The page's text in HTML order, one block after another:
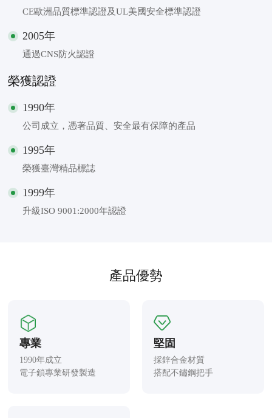
CE歐洲品質標準認證及UL美國安全標準認證
2005年
通過CNS防火認證
榮獲認證
1990年
公司成立，憑著品質、安全最有保障的產品
1995年
榮獲臺灣精品標誌
1999年
升級ISO 9001:2000年認證
產品優勢
專業
1990年成立
電子鎖專業研發製造
堅固
採鋅合金材質
搭配不鏽鋼把手